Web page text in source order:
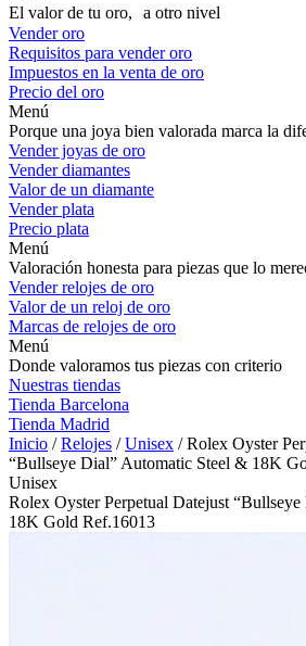
El valor de tu oro, a otro nivel
Vender oro
Requisitos para vender oro
Impuestos en la venta de oro
Precio del oro
Menú
Porque una joya bien valorada marca la
Vender joyas de oro
Vender diamantes
Valor de un diamante
Vender plata
Precio plata
Menú
Valoración honesta para piezas que lo
Vender relojes de oro
Valor de un reloj de oro
Marcas de relojes de oro
Menú
Donde valoramos tus piezas con criterio
Nuestras tiendas
Tienda Barcelona
Tienda Madrid
Inicio /Relojes /Unisex / Rolex Oyster
“Bullseye Dial” Automatic Steel & 18K
Unisex
Rolex Oyster Perpetual Datejust
18K Gold Ref.16013